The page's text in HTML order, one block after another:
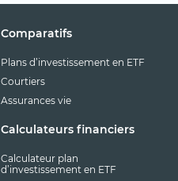
Comparatifs
Plans d’investissement en ETF
Courtiers
Assurances vie
Calculateurs financiers
Calculateur plan
d’investissement en ETF